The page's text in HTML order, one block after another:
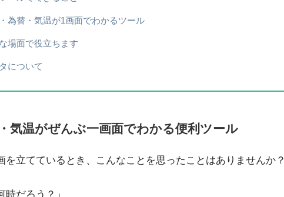
為替・気温が1画面でわかるツール
場面で役立ちます
について
気温がぜんぶ一画面でわかる便利ツール
を立てているとき、こんなことを思ったことはありませんか？
時だろう？」